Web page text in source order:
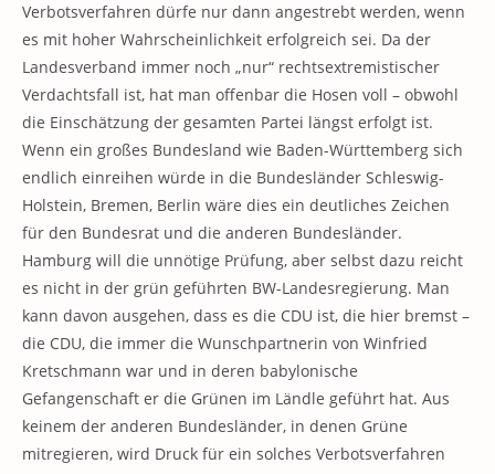
Verbotsverfahren dürfe nur dann angestrebt werden, wenn
es mit hoher Wahrscheinlichkeit erfolgreich sei. Da der
Landesverband immer noch „nur“ rechtsextremistischer
Verdachtsfall ist, hat man offenbar die Hosen voll – obwohl
die Einschätzung der gesamten Partei längst erfolgt ist.
Wenn ein großes Bundesland wie Baden-Württemberg sich
endlich einreihen würde in die Bundesländer Schleswig-
Holstein, Bremen, Berlin wäre dies ein deutliches Zeichen
für den Bundesrat und die anderen Bundesländer.
Hamburg will die unnötige Prüfung, aber selbst dazu reicht
es nicht in der grün geführten BW-Landesregierung. Man
kann davon ausgehen, dass es die CDU ist, die hier bremst –
die CDU, die immer die Wunschpartnerin von Winfried
Kretschmann war und in deren babylonische
Gefangenschaft er die Grünen im Ländle geführt hat. Aus
keinem der anderen Bundesländer, in denen Grüne
mitregieren, wird Druck für ein solches Verbotsverfahren